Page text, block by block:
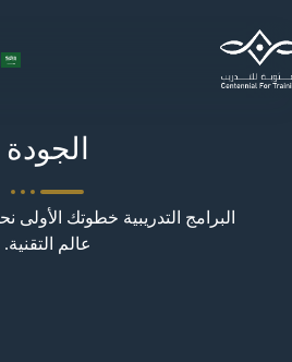
الجودة
البرامج التدريبية خطوتك
عالم التقنية.